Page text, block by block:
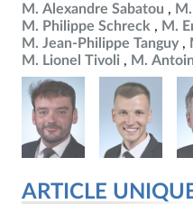
M. Alexandre Sabatou
M. Philippe Schreck
M.
M. Jean-Philippe Tanguy
M. Lionel Tivoli
M.
ARTICLE